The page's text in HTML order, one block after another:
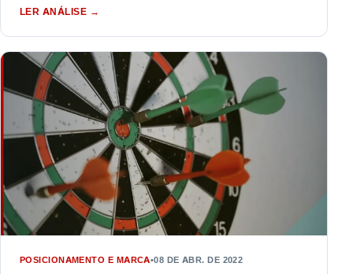
LER ANÁLISE →
POSICIONAMENTO E MARCA•08 DE ABR. DE 2022